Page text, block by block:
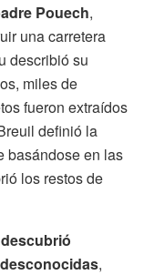
Pouech,
una carretera
describió su
miles de
fueron extraídos
definió la
basándose en las
los restos de
,